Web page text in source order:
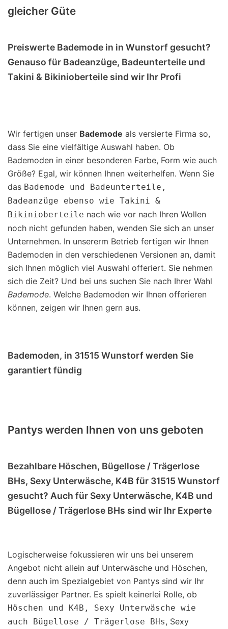
gleicher Güte
Preiswerte Bademode in in Wunstorf gesucht?
Genauso für Badeanzüge, Badeunterteile und
Takini & Bikinioberteile sind wir Ihr Profi
Wir fertigen unser Bademode als versierte Firma so,
dass Sie eine vielfältige Auswahl haben. Ob
Bademoden in einer besonderen Farbe, Form wie auch
Größe? Egal, wir können Ihnen weiterhelfen. Wenn Sie
das Bademode und Badeunterteile,
Badeanzüge ebenso wie Takini &
Bikinioberteile nach wie vor nach Ihren Wollen
noch nicht gefunden haben, wenden Sie sich an unser
Unternehmen. In unsererm Betrieb fertigen wir Ihnen
Bademoden in den verschiedenen Versionen an, damit
sich Ihnen möglich viel Auswahl offeriert. Sie nehmen
sich die Zeit? Und bei uns suchen Sie nach Ihrer Wahl
Bademode. Welche Bademoden wir Ihnen offerieren
können, zeigen wir Ihnen gern aus.
Bademoden, in 31515 Wunstorf werden Sie
garantiert fündig
Pantys werden Ihnen von uns geboten
Bezahlbare Höschen, Bügellose / Trägerlose
BHs, Sexy Unterwäsche, K4B für 31515 Wunstorf
gesucht? Auch für Sexy Unterwäsche, K4B und
Bügellose / Trägerlose BHs sind wir Ihr Experte
Logischerweise fokussieren wir uns bei unserem
Angebot nicht allein auf Unterwäsche und Höschen,
denn auch im Spezialgebiet von Pantys sind wir Ihr
zuverlässiger Partner. Es spielt keinerlei Rolle, ob
Höschen und K4B, Sexy Unterwäsche wie
auch Bügellose / Trägerlose BHs, Sexy